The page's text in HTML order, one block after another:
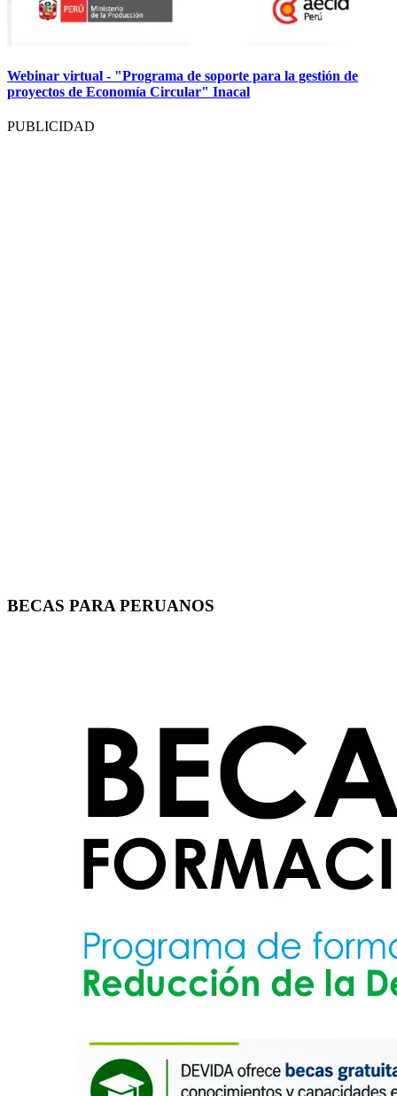
Webinar virtual - "Programa de soporte para la gestión de
proyectos de Economía Circular" Inacal
PUBLICIDAD
BECAS PARA PERUANOS